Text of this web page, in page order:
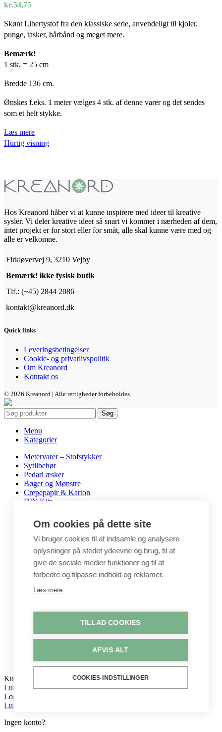
kr.54,75
Skønt Libertystof fra den klassiske serie, anvendeligt til kjoler,
punge, tasker, hårbånd og meget mere.
Bemærk!
1 stk. = 25 cm
Bredde 136 cm.
Ønskes f.eks. 1 meter vælges 4 stk. af denne varer og det sendes
som et helt stykke.
Læs mere
Hurtig visning
Hos Kreanord håber vi at kunne inspirere med ideer til kreative
sysler. Vi deler kreative ideer så snart vi kommer i nærheden af dem,
intet projekt er for stort eller for småt, alle skal kunne være med og
alle er velkomne.
Firkløvervej 9, 3210 Vejby
Bemærk! ikke fysisk butik
Tlf.: (+45) 2844 2086
kontakt@kreanord.dk
Quick links
Leveringsbetingelser
Cookie- og privatlivspolitik
Om Kreanord
Kontakt os
© 2026 Kreanord | Alle rettigheder forbeholdes.
Søg
Menu
Kategorier
Metervarer – Stofstykker
Sytilbehør
Pedari æsker
Bøger og Mønstre
Crepepapir & Karton
DIY Kits
Interiør / Puder
Unika / Accessories
Garn
Perler & smykkedele
Tegne & maleartikler
Gavekort
Byggesæt
Unika
Log ind / Opret konto
Kurv
Luk
Log ind
Luk
Ingen konto?
Om cookies på dette site
Vi bruger cookies til at indsamle og analysere
oplysninger på stedet ydeevne og brug, til at
give de sociale medier funktioner og til at
forbedre og tilpasse indhold og reklamer.
Læs mere
TILLAD COOKIES
AFVIS ALT
COOKIES-INDSTILLINGER